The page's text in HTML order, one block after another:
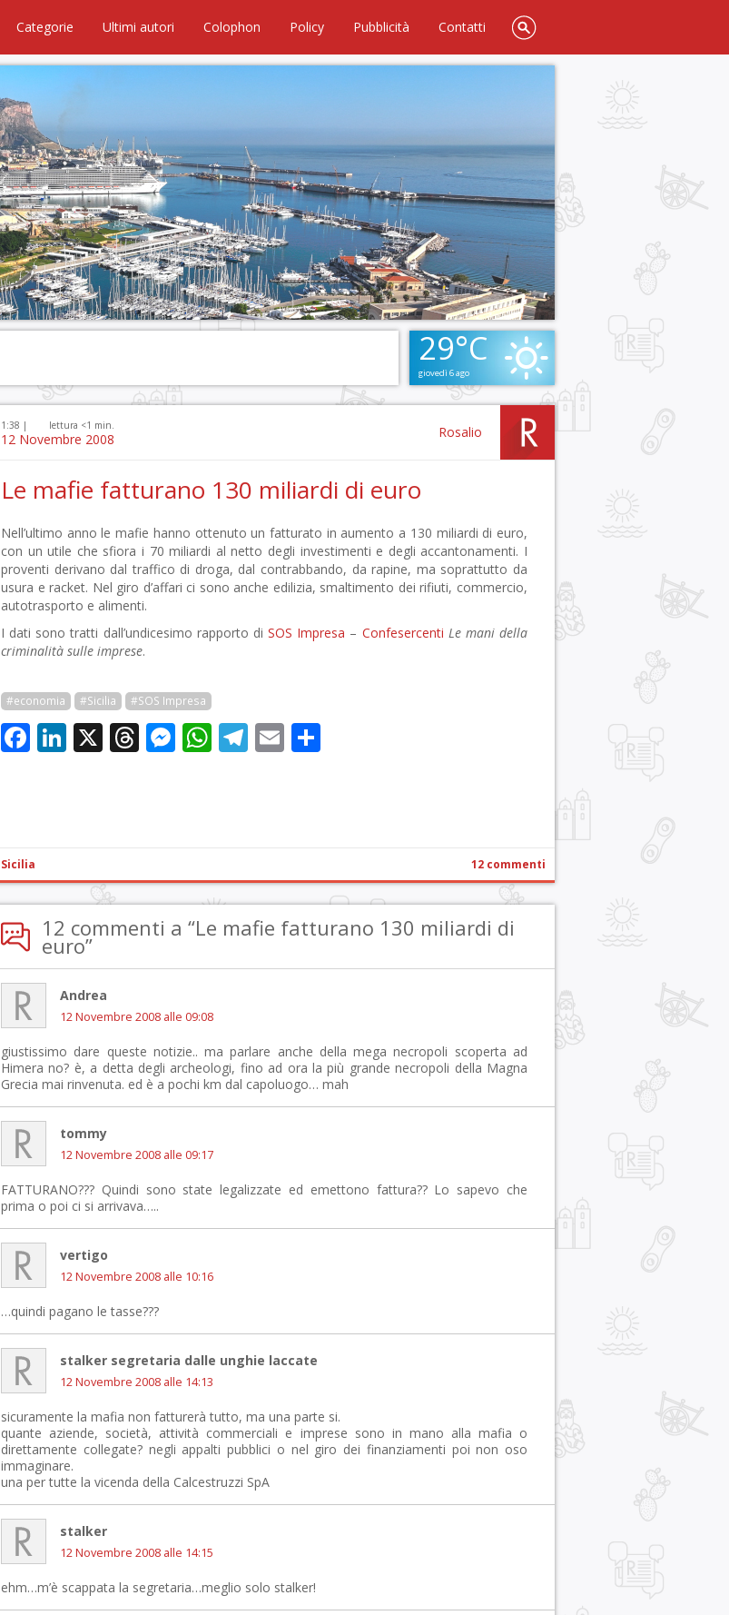
Categorie Ultimi autori Colophon Policy Pubblicità Contatti
29°C
giovedì 6 ago
1:38 | lettura <1 min.
12 Novembre 2008 Rosalio
Le mafie fatturano 130 miliardi di euro
Nell’ultimo anno le mafie hanno ottenuto un fatturato in aumento a 130 miliardi di euro,
con un utile che sfiora i 70 miliardi al netto degli investimenti e degli accantonamenti. I
proventi derivano dal traffico di droga, dal contrabbando, da rapine, ma soprattutto da
usura e racket. Nel giro d’affari ci sono anche edilizia, smaltimento dei rifiuti, commercio,
autotrasporto e alimenti.
I dati sono tratti dall’undicesimo rapporto diSOS Impresa – Confesercenti Le mani della
criminalità sulle imprese.
#economia #Sicilia #SOS Impresa
Facebook
LinkedIn
X Threads
Messenger
WhatsApp
Telegram
Email
Sicilia 12 commenti
12 commenti a “Le mafie fatturano 130 miliardi di
euro”
Andrea
12 Novembre 2008 alle 09:08
giustissimo dare queste notizie.. ma parlare anche della mega necropoli scoperta ad
Himera no? è, a detta degli archeologi, fino ad ora la più grande necropoli della Magna
Grecia mai rinvenuta. ed è a pochi km dal capoluogo… mah
tommy
12 Novembre 2008 alle 09:17
FATTURANO??? Quindi sono state legalizzate ed emettono fattura?? Lo sapevo che
prima o poi ci si arrivava…..
vertigo
12 Novembre 2008 alle 10:16
…quindi pagano le tasse???
stalker segretaria dalle unghie laccate
12 Novembre 2008 alle 14:13
sicuramente la mafia non fatturerà tutto, ma una parte si.
quante aziende, società, attività commerciali e imprese sono in mano alla mafia o
direttamente collegate? negli appalti pubblici o nel giro dei finanziamenti poi non oso
immaginare.
una per tutte la vicenda della Calcestruzzi SpA
stalker
12 Novembre 2008 alle 14:15
ehm…m’è scappata la segretaria…meglio solo stalker!